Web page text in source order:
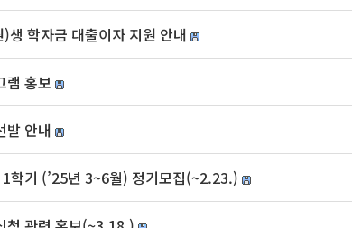
학자금 대출이자 지원 안내
램 홍보
발 안내
1학기 (’25년 3~6월) 정기모집(~2.23.)